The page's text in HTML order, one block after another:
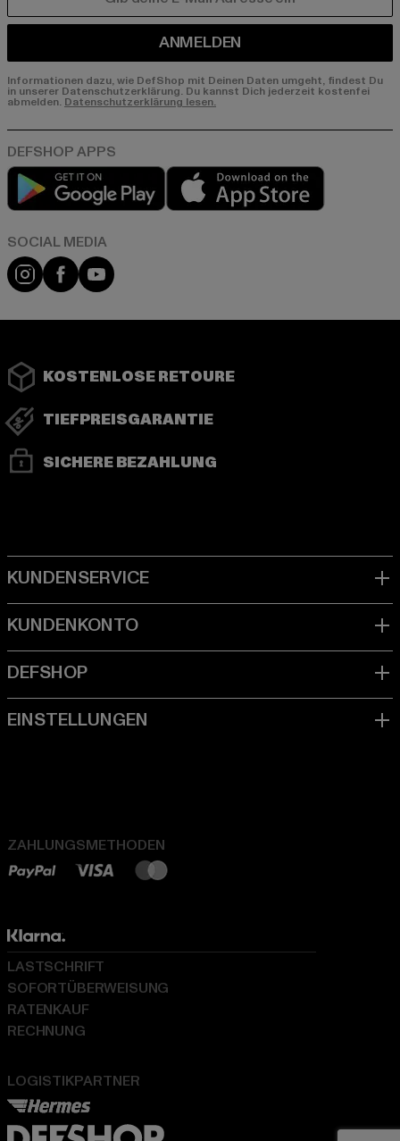
ANMELDEN
Informationen dazu, wie DefShop mit Deinen Daten umgeht, findest Du
in unserer Datenschutzerklärung. Du kannst Dich jederzeit kostenfei
abmelden. Datenschutzerklärung lesen.
Play market
Instagram
FacebookYouTube
KOSTENLOSE RETOURE
TIEFPREISGARANTIE
SICHERE BEZAHLUNG
ZAHLUNGSMETHODEN
LOGISTIKPARTNER
LASTSCHRIFT
SOFORTÜBERWEISUNG
RATENKAUF
RECHNUNG